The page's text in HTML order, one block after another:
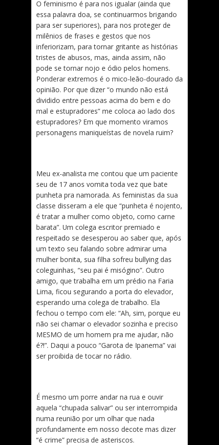
O feminismo é para nos igualar (ainda que
essa palavra doa, se continuarmos brigando
para ser superiores), para nos proteger de
milênios de frases e gestos que nos
inferiorizam, para tornar gritante as histórias
tristes de abusos, mas, ainda assim, não
pode se tornar nojo e ódio pelos homens.
Ponderar extremos é o mico-leão-dourado da
opinião. Por que dizer “o mundo não está
dividido entre pessoas acima do bem e do
mal e estupradores” me coloca ao lado dos
estupradores? Em que momento viramos
personagens maniqueístas de novela ruim?
Meu ex-analista me contou que um paciente
seu de 17 anos vomita toda vez que bate
punheta pra namorada. As feministas da sua
classe disseram a ele que “punheta é nojento,
é tratar a mulher como objeto, como carne
barata”. Um colega escritor premiado e
respeitado se desesperou ao saber que, após
um texto seu falando sobre admirar uma
mulher bonita, sua filha sofreu bullying das
coleguinhas, “seu pai é misógino”. Outro
amigo, que trabalha em um prédio na Faria
Lima, ficou segurando a porta do elevador,
esperando uma colega de trabalho. Ela
fechou o tempo com ele: “Ah, sim, porque eu
não sei chamar o elevador sozinha e preciso
MESMO de um homem pra me ajudar, não
é?!”. Daqui a pouco “Garota de Ipanema” vai
ser proibida de tocar no rádio.
É mesmo um porre andar na rua e ouvir
aquela “chupada salivar” ou ser interrompida
numa reunião por um olhar que nada
profundamente em nosso decote mas dizer
“é crime” precisa de asteriscos.